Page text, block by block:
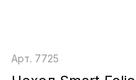
Арт. 7725